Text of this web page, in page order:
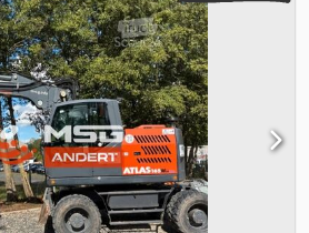
luftgefedert * Rückfahrkamera *
* Lichtpaket B LED: (Kabine vorne links &
D LED: (Stiel rechts & Ausleger
Panzerglas (Front- u. Dachbereich) *
Fahren mit Rundumleuchte und
für Hydraulikölkühler und
Zusatzausstattung:*
BA-B 9120-50-70 SN AUT 9120
Steuereinheit, Schalldampfer * passives
und permanenter Regeneration durch